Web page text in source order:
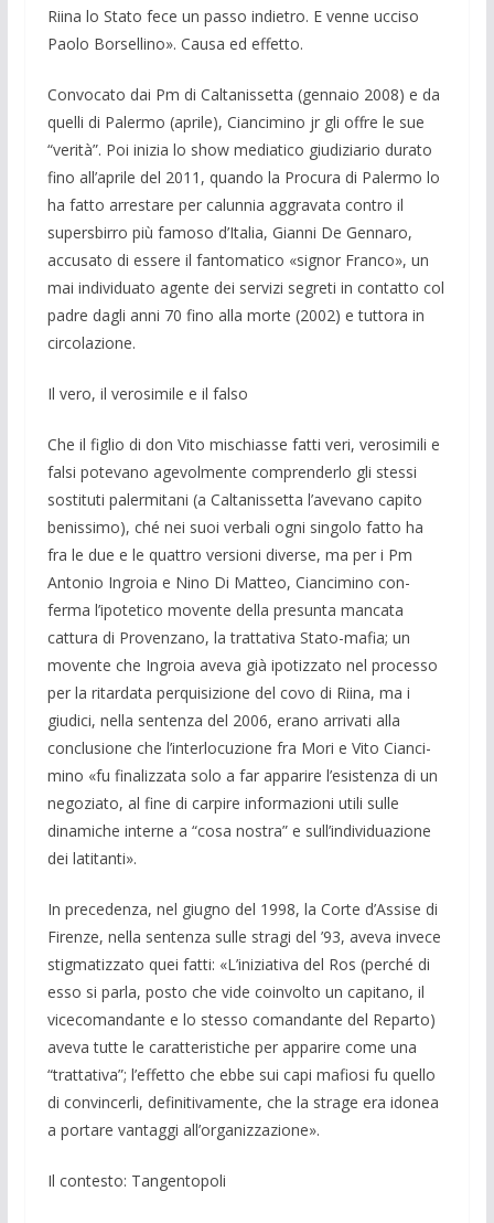
Rii­na lo Stato fece un passo indietro. E ven­ne ucciso
Paolo Borsellino». Causa ed effetto.
Convocato dai Pm di Caltanissetta (gen­naio 2008) e da
quelli di Palermo (aprile), Ciancimino jr gli offre le sue
“verità”. Poi inizia lo show mediatico giudiziario dura­to
fino all’aprile del 2011, quando la Pro­cura di Palermo lo
ha fatto arrestare per calunnia aggravata contro il
supersbirro più famoso d’Italia, Gianni De Gennaro,
accusato di essere il fantomatico «signor Franco», un
mai in­dividuato agente dei servizi segreti in contatto col
padre dagli anni 70 fino alla morte (2002) e tuttora in
circolazione.
Il vero, il verosimile e il falso
Che il figlio di don Vito mischiasse fat­ti veri, verosimili e
falsi potevano agevolm­ente comprenderlo gli stessi
sostitu­ti pa­lermitani (a Caltanissetta l’avevano ca­pito
benissimo), ché nei suoi verbali ogni sin­golo fatto ha
fra le due e le quat­tro versio­ni diverse, ma per i Pm
Antonio In­groia e Nino Di Matteo, Ciancimino con­
ferma l’ipotetico movente della pre­sunta manca­ta
cattura di Provenzano, la tratta­tiva Stato-mafia; un
movente che Ingroia ave­va già ipotizzato nel processo
per la ritar­data perquisizione del covo di Riina, ma i
giudici, nella sentenza del 2006, erano ar­rivati alla
conclusione che l’inter­locuzione fra Mori e Vito Cianci­
mino «fu finalizzata solo a far apparire l’esistenza di un
nego­ziato, al fine di car­pire infor­mazioni utili sulle
dinamiche interne a “cosa nostra” e sull’individua­zione
dei latitanti».
In precedenza, nel giugno del 1998, la Corte d’Assise di
Fi­renze, nella sentenza sulle stragi del ’93, aveva in­vece
stigma­tizzato quei fatti: «L’iniziati­va del Ros (perché di
esso si parla, po­sto che vide coinvolto un ca­pitano, il
vice­comandante e lo stesso co­mandante del Reparto)
ave­va tutte le ca­ratteristiche per apparire come una
“trat­tativa”; l’effetto che ebbe sui capi mafio­si fu quello
di con­vincerli, definiti­vamente, che la strage era idonea
a porta­re vantaggi all’organizza­zione».
Il contesto: Tangentopoli